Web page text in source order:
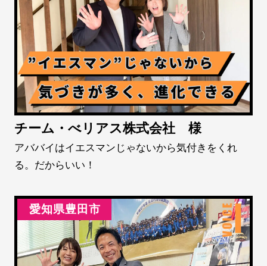
チーム・べリアス株式会社 様
アババイはイエスマンじゃないから気付きをくれ
る。だからいい！
愛知県豊田市